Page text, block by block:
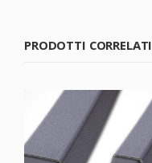
PRODOTTI CORRELATI